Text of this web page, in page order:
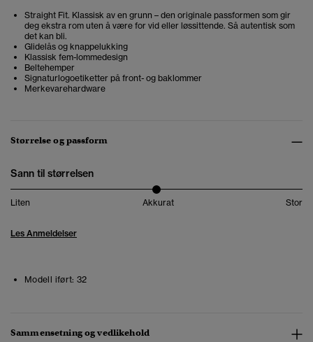
Straight Fit. Klassisk av en grunn – den originale passformen som gir
deg ekstra rom uten å være for vid eller løssittende. Så autentisk som
det kan bli.
Glidelås og knappelukking
Klassisk fem-lommedesign
Beltehemper
Signaturlogoetiketter på front- og baklommer
Merkevarehardware
Størrelse og passform
Sann til størrelsen
Liten Akkurat Stor
Les Anmeldelser
Modell iført: 32
Sammensetning og vedlikehold